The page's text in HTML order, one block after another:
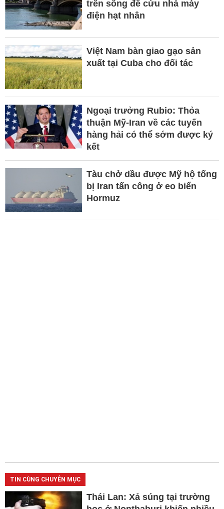
trên sông để cứu nhà máy
điện hạt nhân
Việt Nam bàn giao gạo sản
xuất tại Cuba cho đối tác
Ngoại trưởng Rubio: Thỏa
thuận Mỹ-Iran về các tuyến
hàng hải có thể sớm được ký
kết
Tàu chở dầu được Mỹ hộ tống
bị Iran tấn công ở eo biển
Hormuz
TIN CÙNG CHUYÊN MỤC
Thái Lan: Xả súng tại trường